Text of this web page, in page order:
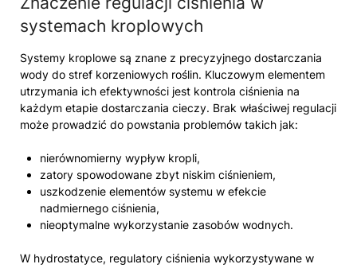
systemach kroplowych
Systemy kroplowe są znane z precyzyjnego dostarczania
wody do stref korzeniowych roślin. Kluczowym elementem
utrzymania ich efektywności jest kontrola ciśnienia na
każdym etapie dostarczania cieczy. Brak właściwej regulacji
może prowadzić do powstania problemów takich jak:
nierównomierny wypływ kropli,
zatory spowodowane zbyt niskim ciśnieniem,
uszkodzenie elementów systemu w efekcie
nadmiernego ciśnienia,
nieoptymalne wykorzystanie zasobów wodnych.
W hydrostatyce, regulatory ciśnienia wykorzystywane w